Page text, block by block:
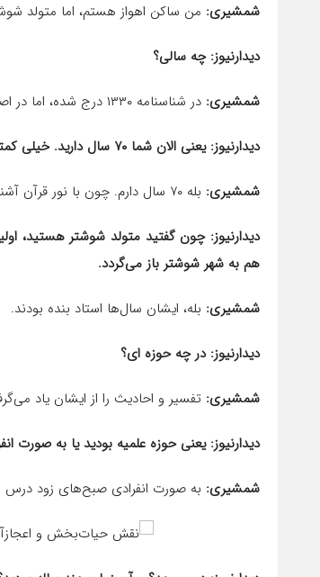
شمشیری: من ساکن اهواز هستم، اما متولد
دیدارنیوز: چه سالی؟
شمشیری: در شناسنامه ۱۳۳۰ درج شده، اما در اصل دو سال بزرگ‌تر و متولد ۱۳۲۸ هستم.
دیدارنیوز: یعنی الان شما ۷۰ سال دارید. خیلی کمتر به نظر می‌آید.
شمشیری: بله ۷۰ سال دارم. چون با نور قرآن آشنا هستم.
دیدارنیوز: چون گفتید متولد شوشتر هستید،
هم به شهر شوشتر باز می‌گردد.
شمشیری: بله، ایشان سال‌ها استاد بنده بودند.
دیدارنیوز: در چه حوزه ای؟
شمشیری: تفسیر و احادیث را از ایشان یاد
دیدارنیوز: یعنی حوزه علمیه بودید یا به صورت
شمشیری: به صورت انفرادی صبح‌های زود درس